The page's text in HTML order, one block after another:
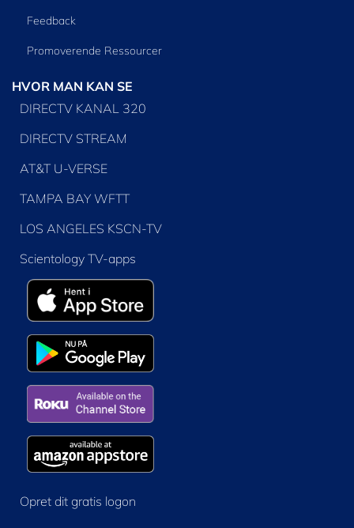
Feedback
Promoverende Ressourcer
HVOR MAN KAN SE
DIRECTV KANAL 320
DIRECTV STREAM
AT&T U-VERSE
TAMPA BAY WFTT
LOS ANGELES KSCN-TV
Scientology TV-apps
Opret dit gratis logon